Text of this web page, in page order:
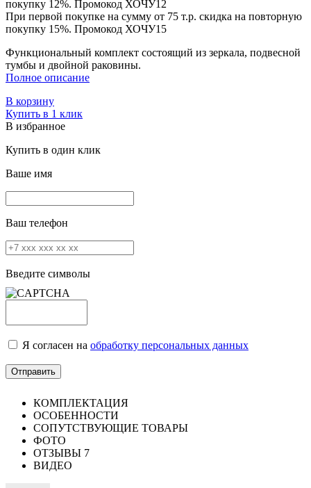
покупку 12%. Промокод ХОЧУ12
При первой покупке на сумму от 75 т.р. скидка на повторную
покупку 15%. Промокод ХОЧУ15
Функциональный комплект состоящий из зеркала, подвесной
тумбы и двойной раковины.
Полное описание
В корзину
Купить в 1 клик
В избранное
Купить в один клик
Ваше имя
Ваш телефон
Введите символы
Я согласен на обработку персональных данных
КОМПЛЕКТАЦИЯ
ОСОБЕННОСТИ
СОПУТСТВУЮЩИЕ ТОВАРЫ
ФОТО
ОТЗЫВЫ 7
ВИДЕО